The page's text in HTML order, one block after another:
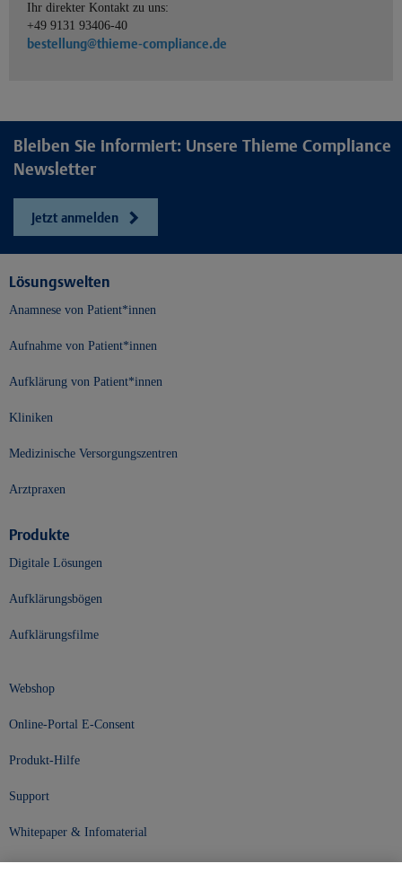
Ihr direkter Kontakt zu uns:
+49 9131 93406-40
bestellung@thieme-compliance.de
Bleiben Sie informiert: Unsere Thieme Compliance
Newsletter
Jetzt anmelden
Lösungswelten
Anamnese von Patient*innen
Aufnahme von Patient*innen
Aufklärung von Patient*innen
Kliniken
Medizinische Versorgungszentren
Arztpraxen
Produkte
Digitale Lösungen
Aufklärungsbögen
Aufklärungsfilme
Webshop
Online-Portal E-Consent
Produkt-Hilfe
Support
Whitepaper & Infomaterial